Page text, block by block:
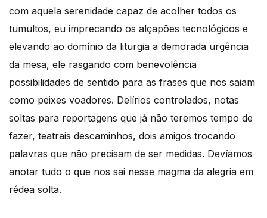
com aquela serenidade capaz de acolher todos os
tumultos, eu imprecando os alçapões tecnológicos e
elevando ao domínio da liturgia a demorada urgência
da mesa, ele rasgando com benevolência
possibilidades de sentido para as frases que nos saiam
como peixes voadores. Delírios controlados, notas
soltas para reportagens que já não teremos tempo de
fazer, teatrais descaminhos, dois amigos trocando
palavras que não precisam de ser medidas. Devíamos
anotar tudo o que nos sai nesse magma da alegria em
rédea solta.